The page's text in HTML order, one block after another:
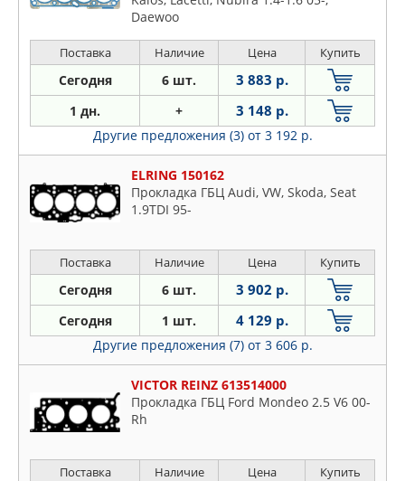
Daewoo
Поставка Наличие Цена Купить
Сегодня 6 шт. 3 883 р.
1 дн. + 3 148 р.
Другие предложения (3) от 3 192 р.
ELRING 150162
Прокладка ГБЦ Audi, VW, Skoda, Seat
1.9TDI 95-
Поставка Наличие Цена Купить
Сегодня 6 шт. 3 902 р.
Сегодня 1 шт. 4 129 р.
Другие предложения (7) от 3 606 р.
VICTOR REINZ 613514000
Прокладка ГБЦ Ford Mondeo 2.5 V6 00-
Rh
Поставка Наличие Цена Купить